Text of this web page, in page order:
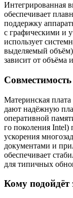
Интегрированная
обеспечивает
поддержку
с графическими и
использует
выделяемый
зависит от объёма
Материнская
дают надёжную
оперативной
го поколения Intel)
ускорения
документами и
обеспечивает
для типичных
Кому подойдёт